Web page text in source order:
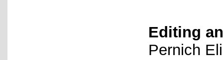
Editing
Pernich